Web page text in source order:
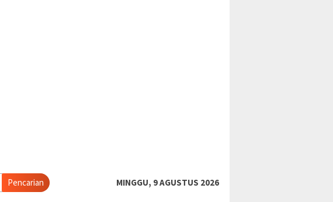
Pencarian MINGGU, 9 AGUSTUS 2026